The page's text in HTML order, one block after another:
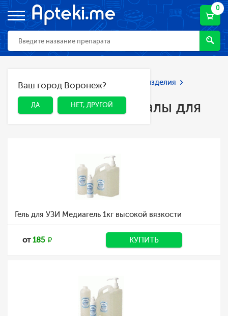
0
ДА НЕТ, ДРУГОЙ
Ваш город Воронеж?
ДА НЕТ, ДРУГОЙ
Главная Каталог
Мед. приборы и изделия
Расходные материалы для УЗИ, ЭКГ
Расходные материалы для
УЗИ, ЭКГ
Гель для УЗИ Медиагель 1кг высокой вязкости
от185 КУПИТЬ